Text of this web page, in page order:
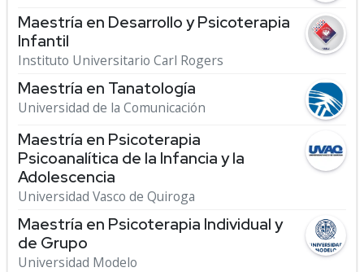
Maestría en Desarrollo y Psicoterapia
Infantil
Instituto Universitario Carl Rogers
Maestría en Tanatología
Universidad de la Comunicación
Maestría en Psicoterapia
Psicoanalítica de la Infancia y la
Adolescencia
Universidad Vasco de Quiroga
Maestría en Psicoterapia Individual y
de Grupo
Universidad Modelo